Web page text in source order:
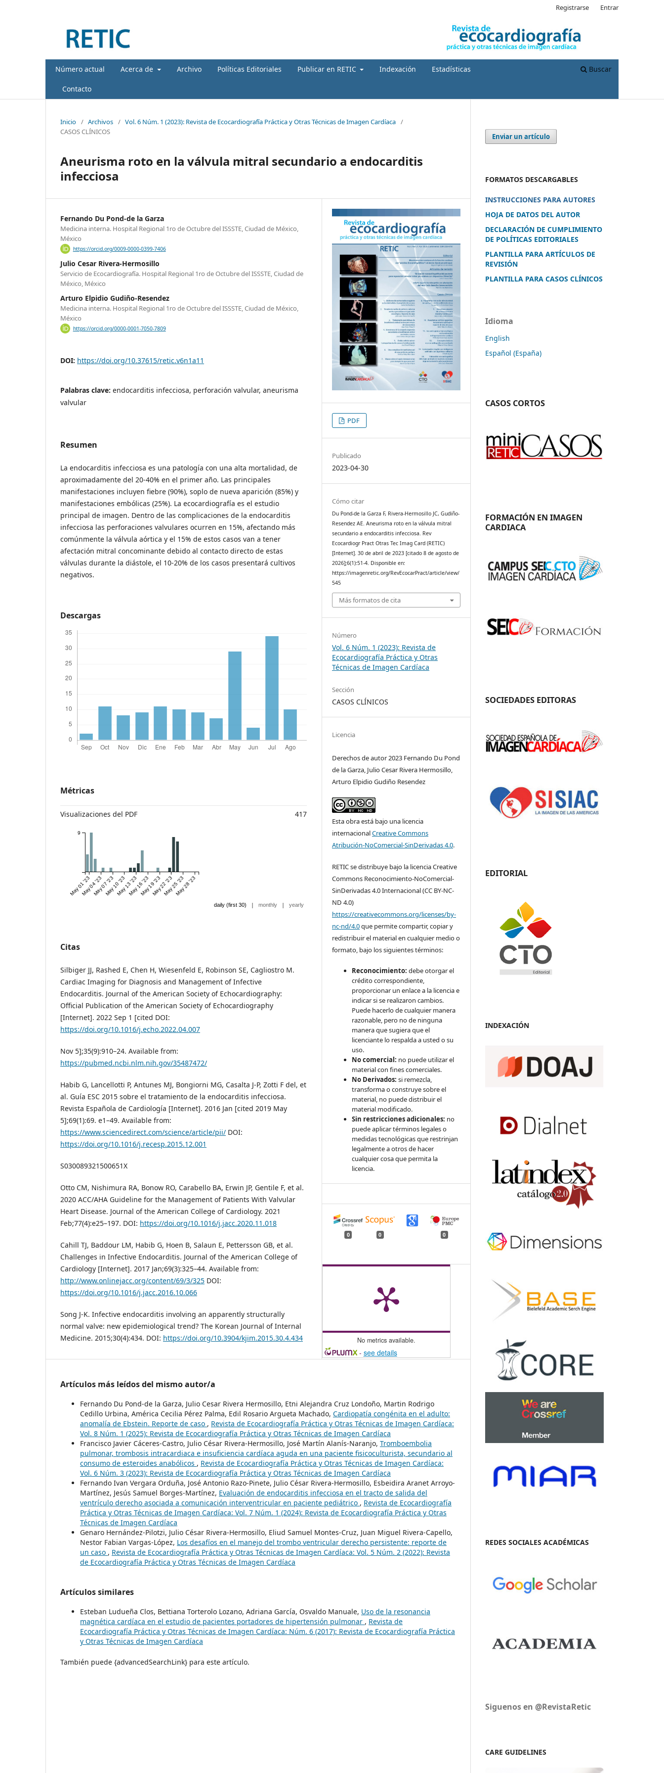
Número actual Acerca de Archivo Políticas Editoriales Publicar en RETIC Indexación Estadísticas
Contacto
Buscar
Registrarse Entrar
Inicio / Archivos / Vol. 6 Núm. 1 (2023): Revista de Ecocardiografía Práctica y Otras Técnicas de Imagen Cardíaca /
CASOS CLÍNICOS
Aneurisma roto en la válvula mitral secundario a endocarditis
infecciosa
Fernando Du Pond-de la Garza
Medicina interna. Hospital Regional 1ro de Octubre del ISSSTE, Ciudad de México,
México
https://orcid.org/0009-0000-0399-7406
Julio Cesar Rivera-Hermosillo
Servicio de Ecocardiografía. Hospital Regional 1ro de Octubre del ISSSTE, Ciudad de
México, México
Arturo Elpidio Gudiño-Resendez
Medicina interna. Hospital Regional 1ro de Octubre del ISSSTE, Ciudad de México,
México
https://orcid.org/0000-0001-7050-7809
DOI: https://doi.org/10.37615/retic.v6n1a11
Palabras clave: endocarditis infecciosa, perforación valvular, aneurisma
valvular
Resumen
La endocarditis infecciosa es una patología con una alta mortalidad, de
aproximadamente del 20-40% en el primer año. Las principales
manifestaciones incluyen fiebre (90%), soplo de nueva aparición (85%) y
manifestaciones embólicas (25%). La ecocardiografía es el estudio
principal de imagen. Dentro de las complicaciones de la endocarditis
infecciosa las perforaciones valvulares ocurren en 15%, afectando más
comúnmente la válvula aórtica y el 15% de estos casos van a tener
afectación mitral concominante debido al contacto directo de estas
válvulas durante la diástole, el 10-20% de los casos presentará cultivos
negativos.
Descargas
Métricas
Visualizaciones del PDF 417
May 01 '23May 04 '23May 07 '23May 10 '23May 13 '23May 16 '23May 19 '23May 22 '23May 25 '23May 28 '23
9
daily (first 30) | monthly | yearly
Citas
Silbiger JJ, Rashed E, Chen H, Wiesenfeld E, Robinson SE, Cagliostro M.
Cardiac Imaging for Diagnosis and Management of Infective
Endocarditis. Journal of the American Society of Echocardiography:
Official Publication of the American Society of Echocardiography
[Internet]. 2022 Sep 1 [cited DOI:
https://doi.org/10.1016/j.echo.2022.04.007
Nov 5];35(9):910–24. Available from:
https://pubmed.ncbi.nlm.nih.gov/35487472/
Habib G, Lancellotti P, Antunes MJ, Bongiorni MG, Casalta J-P, Zotti F del, et
al. Guía ESC 2015 sobre el tratamiento de la endocarditis infecciosa.
Revista Española de Cardiología [Internet]. 2016 Jan [cited 2019 May
5];69(1):69. e1–49. Available from:
https://www.sciencedirect.com/science/article/pii/ DOI:
https://doi.org/10.1016/j.recesp.2015.12.001
S030089321500651X
Otto CM, Nishimura RA, Bonow RO, Carabello BA, Erwin JP, Gentile F, et al.
2020 ACC/AHA Guideline for the Management of Patients With Valvular
Heart Disease. Journal of the American College of Cardiology. 2021
Feb;77(4):e25–197. DOI: https://doi.org/10.1016/j.jacc.2020.11.018
Cahill TJ, Baddour LM, Habib G, Hoen B, Salaun E, Pettersson GB, et al.
Challenges in Infective Endocarditis. Journal of the American College of
Cardiology [Internet]. 2017 Jan;69(3):325–44. Available from:
http://www.onlinejacc.org/content/69/3/325 DOI:
https://doi.org/10.1016/j.jacc.2016.10.066
Song J-K. Infective endocarditis involving an apparently structurally
normal valve: new epidemiological trend? The Korean Journal of Internal
Medicine. 2015;30(4):434. DOI: https://doi.org/10.3904/kjim.2015.30.4.434
PDF
Publicado
2023-04-30
Cómo citar
Du Pond-de la Garza F, Rivera-Hermosillo JC, Gudiño-
Resendez AE. Aneurisma roto en la válvula mitral
secundario a endocarditis infecciosa. Rev
Ecocardiogr Pract Otras Tec Imag Card (RETIC)
[Internet]. 30 de abril de 2023 [citado 8 de agosto de
2026];6(1):51-4. Disponible en:
https://imagenretic.org/RevEcocarPract/article/view/
545
Más formatos de cita
Número
Vol. 6 Núm. 1 (2023): Revista de
Ecocardiografía Práctica y Otras
Técnicas de Imagen Cardíaca
Sección
CASOS CLÍNICOS
Licencia
Derechos de autor 2023 Fernando Du Pond
de la Garza, Julio Cesar Rivera Hermosillo,
Arturo Elpidio Gudiño Resendez
Esta obra está bajo una licencia
internacionalCreative Commons
Atribución-NoComercial-SinDerivadas 4.0.
RETIC se distribuye bajo la licencia Creative
Commons Reconocimiento-NoComercial-
SinDerivadas 4.0 Internacional (CC BY-NC-
ND 4.0)
https://creativecommons.org/licenses/by-
nc-nd/4.0que permite compartir, copiar y
redistribuir el material en cualquier medio o
formato, bajo los siguientes términos:
Reconocimiento: debe otorgar el
crédito correspondiente,
proporcionar un enlace a la licencia e
indicar si se realizaron cambios.
Puede hacerlo de cualquier manera
razonable, pero no de ninguna
manera que sugiera que el
licenciante lo respalda a usted o su
uso.
No comercial: no puede utilizar el
material con fines comerciales.
No Derivados: si remezcla,
transforma o construye sobre el
material, no puede distribuir el
material modificado.
Sin restricciones adicionales: no
puede aplicar términos legales o
medidas tecnológicas que restrinjan
legalmente a otros de hacer
cualquier cosa que permita la
licencia.
0 0 0
No metrics available.
- see details
Artículos más leídos del mismo autor/a
Fernando Du Pond-de la Garza, Julio Cesar Rivera Hermosillo, Etni Alejandra Cruz Londoño, Martin Rodrigo
Cedillo Urbina, América Cecilia Pérez Palma, Edil Rosario Argueta Machado, Cardiopatía congénita en el adulto:
anomalía de Ebstein. Reporte de caso , Revista de Ecocardiografía Práctica y Otras Técnicas de Imagen Cardíaca:
Vol. 8 Núm. 1 (2025): Revista de Ecocardiografía Práctica y Otras Técnicas de Imagen Cardíaca
Francisco Javier Cáceres-Castro, Julio César Rivera-Hermosillo, José Martín Alanís-Naranjo, Tromboembolia
pulmonar, trombosis intracardiaca e insuficiencia cardíaca aguda en una paciente fisicoculturista, secundario al
consumo de esteroides anabólicos , Revista de Ecocardiografía Práctica y Otras Técnicas de Imagen Cardíaca:
Vol. 6 Núm. 3 (2023): Revista de Ecocardiografía Práctica y Otras Técnicas de Imagen Cardíaca
Fernando Ivan Vergara Orduña, José Antonio Razo-Pinete, Julio César Rivera-Hermosillo, Esbeidira Aranet Arroyo-
Martínez, Jesús Samuel Borges-Martínez, Evaluación de endocarditis infecciosa en el tracto de salida del
ventrículo derecho asociada a comunicación interventricular en paciente pediátrico , Revista de Ecocardiografía
Práctica y Otras Técnicas de Imagen Cardíaca: Vol. 7 Núm. 1 (2024): Revista de Ecocardiografía Práctica y Otras
Técnicas de Imagen Cardíaca
Genaro Hernández-Pilotzi, Julio César Rivera-Hermosillo, Eliud Samuel Montes-Cruz, Juan Miguel Rivera-Capello,
Nestor Fabian Vargas-López, Los desafíos en el manejo del trombo ventricular derecho persistente: reporte de
un caso , Revista de Ecocardiografía Práctica y Otras Técnicas de Imagen Cardíaca: Vol. 5 Núm. 2 (2022): Revista
de Ecocardiografía Práctica y Otras Técnicas de Imagen Cardíaca
Artículos similares
Esteban Ludueña Clos, Bettiana Torterolo Lozano, Adriana García, Osvaldo Manuale, Uso de la resonancia
magnética cardíaca en el estudio de pacientes portadores de hipertensión pulmonar , Revista de
Ecocardiografía Práctica y Otras Técnicas de Imagen Cardíaca: Núm. 6 (2017): Revista de Ecocardiografía Práctica
y Otras Técnicas de Imagen Cardíaca
También puede {advancedSearchLink} para este artículo.
Enviar un artículo
FORMATOS DESCARGABLES
INSTRUCCIONES PARA AUTORES
HOJA DE DATOS DEL AUTOR
DECLARACIÓN DE CUMPLIMIENTO
DE POLÍTICAS EDITORIALES
PLANTILLA PARA ARTÍCULOS DE
REVISIÓN
PLANTILLA PARA CASOS CLÍNICOS
Idioma
English
Español (España)
CASOS CORTOS
FORMACIÓN EN IMAGEN
CARDIACA
SOCIEDADES EDITORAS
EDITORIAL
INDEXACIÓN
REDES SOCIALES ACADÉMICAS
Siguenos en @RevistaRetic
CARE GUIDELINES